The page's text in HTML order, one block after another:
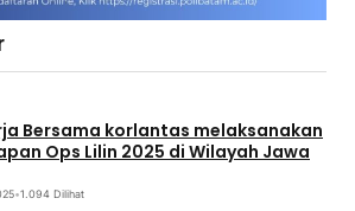
Bersama korlantas melaksanakan
Ops Lilin 2025 di Wilayah Jawa
•1.094 Dilihat